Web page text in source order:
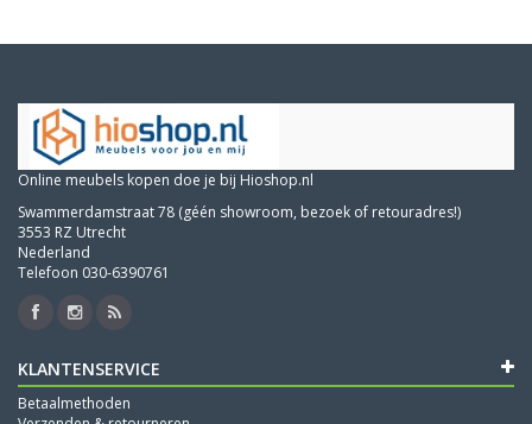
Online meubels kopen doe je bij Hioshop.nl
Swammerdamstraat 78 (géén showroom, bezoek of retouradres!)
3553 RZ Utrecht
Nederland
Telefoon 030-6390761
KLANTENSERVICE
Betaalmethoden